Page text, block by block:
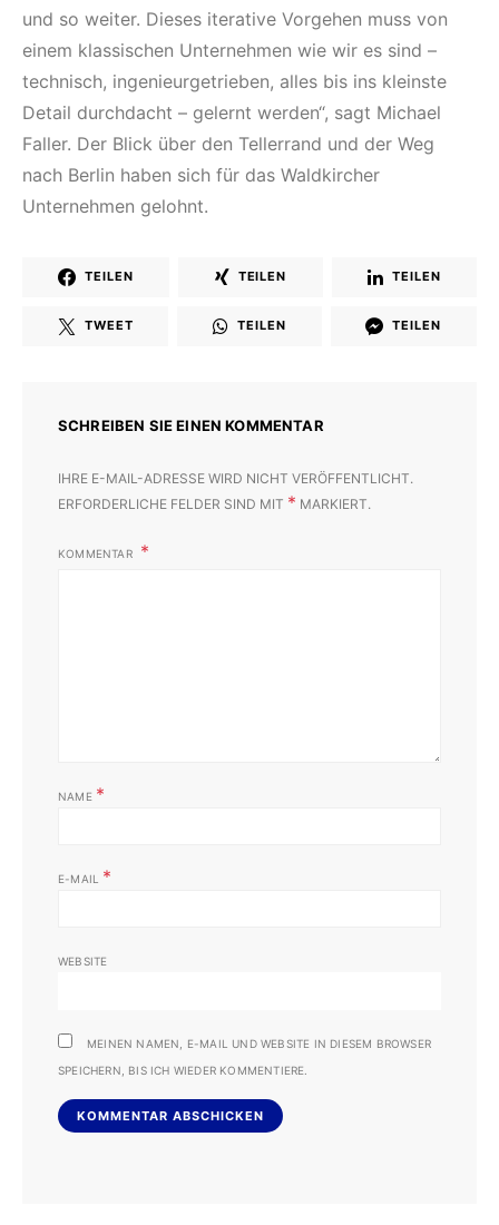
und so weiter. Dieses iterative Vorgehen muss von
einem klassischen Unternehmen wie wir es sind –
technisch, ingenieurgetrieben, alles bis ins kleinste
Detail durchdacht – gelernt werden“, sagt Michael
Faller. Der Blick über den Tellerrand und der Weg
nach Berlin haben sich für das Waldkircher
Unternehmen gelohnt.
TEILEN TEILEN TEILEN
TWEET TEILEN TEILEN
SCHREIBEN SIE EINEN KOMMENTAR
IHRE E-MAIL-ADRESSE WIRD NICHT VERÖFFENTLICHT.
ERFORDERLICHE FELDER SIND MIT * MARKIERT.
KOMMENTAR
NAME *
E-MAIL *
WEBSITE
MEINEN NAMEN, E-MAIL UND WEBSITE IN DIESEM BROWSER
SPEICHERN, BIS ICH WIEDER KOMMENTIERE.